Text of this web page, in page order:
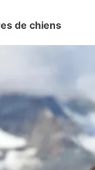
de chiens